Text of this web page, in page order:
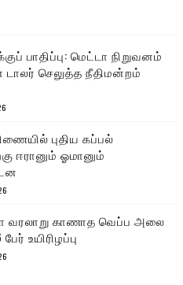
பாதிப்பு: மெட்டா நிறுவனம்
டாலர் செலுத்த நீதிமன்றம்
புதிய கப்பல்
ஈரானும் ஓமானும்
வரலாறு காணாத வெப்ப அலை
உயிரிழப்பு